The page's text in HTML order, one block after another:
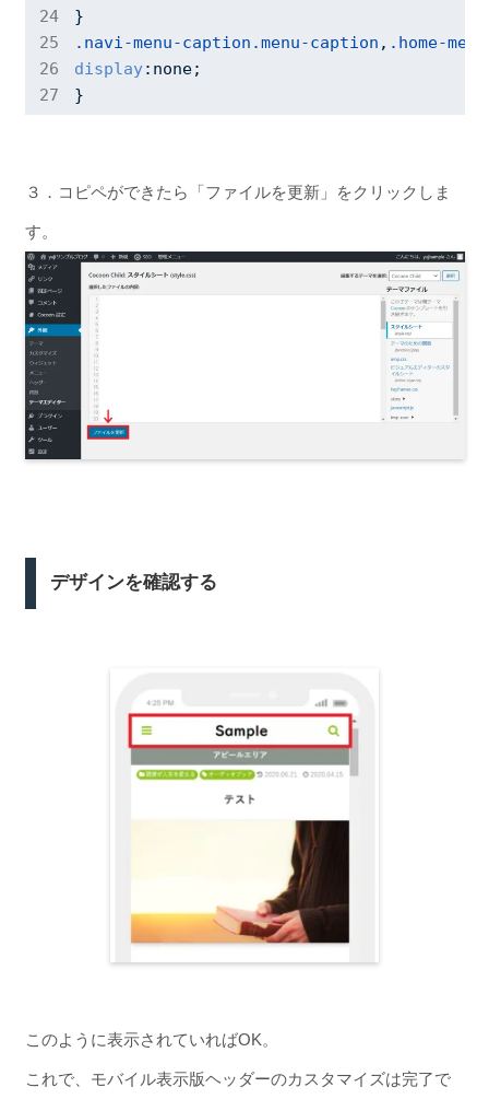
.navi-menu-caption .menu-caption , .home-
display:none;
}
３．コピペができたら「ファイルを更新」をクリックしま
す。
デザインを確認する
このように表示されていればOK。
これで、モバイル表示版ヘッダーのカスタマイズは完了で